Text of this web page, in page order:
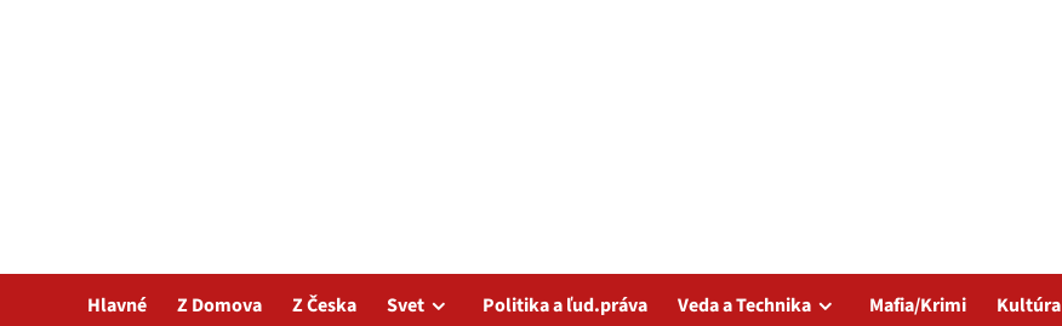
Hlavné Z Domova Z Česka Svet Politika a ľud.práva Veda a Technika Mafia/Krimi Kultúra